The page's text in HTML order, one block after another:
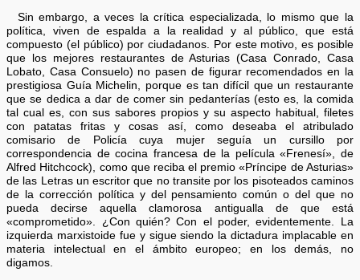
Sin embargo, a veces la crítica especializada, lo mismo que la
política, viven de espalda a la realidad y al público, que está
compuesto (el público) por ciudadanos. Por este motivo, es posible
que los mejores restaurantes de Asturias (Casa Conrado, Casa
Lobato, Casa Consuelo) no pasen de figurar recomendados en la
prestigiosa Guía Michelin, porque es tan difícil que un restaurante
que se dedica a dar de comer sin pedanterías (esto es, la comida
tal cual es, con sus sabores propios y su aspecto habitual, filetes
con patatas fritas y cosas así, como deseaba el atribulado
comisario de Policía cuya mujer seguía un cursillo por
correspondencia de cocina francesa de la película «Frenesí», de
Alfred Hitchcock), como que reciba el premio «Príncipe de Asturias»
de las Letras un escritor que no transite por los pisoteados caminos
de la corrección política y del pensamiento común o del que no
pueda decirse aquella clamorosa antigualla de que está
«comprometido». ¿Con quién? Con el poder, evidentemente. La
izquierda marxistoide fue y sigue siendo la dictadura implacable en
materia intelectual en el ámbito europeo; en los demás, no
digamos.